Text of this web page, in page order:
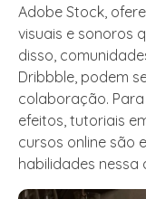
Adobe Stock,
visuais e sonoros
disso,
Dribbble, podem
colaboração.
efeitos, tutoriais
cursos online são
habilidades nessa